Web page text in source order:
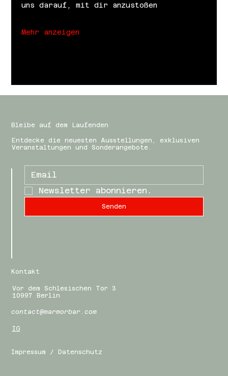
uns darauf, mit dir anzustoßen
Mehr anzeigen
Bleibe auf dem Laufenden
Entdecke die neuesten Ausstellungen, exklusiven
Veranstaltungen und Sonderangebote.
Newsletter abonnieren.
Senden
Kontakt
Vor dem Schlesischen Tor 3
10997 Berlin
contact@marmorbar.com
IG
Impressum / Datenschutz